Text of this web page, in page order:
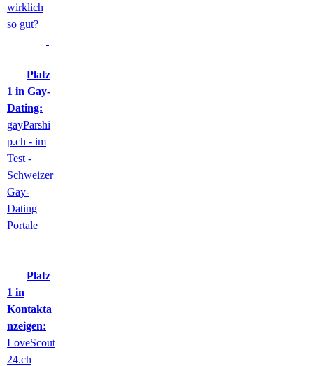
wirklich
so gut?
Platz
1 in Gay-
Dating:
gayParshi
p.ch - im
Test -
Schweizer
Gay-
Dating
Portale
Platz
1 in
Kontakta
nzeigen:
LoveScout
24.ch